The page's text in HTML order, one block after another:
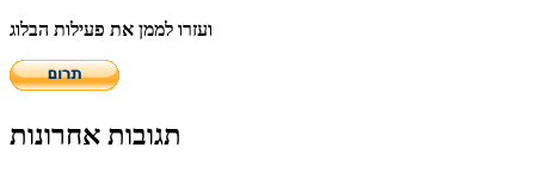
ועזרו לממן את פעילות הבלוג
תגובות אחרונות